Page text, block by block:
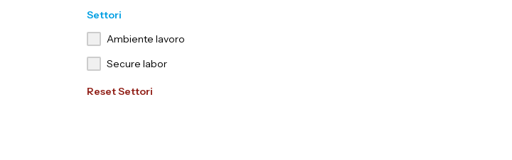
Settori
Ambiente lavoro
Secure labor
Reset Settori